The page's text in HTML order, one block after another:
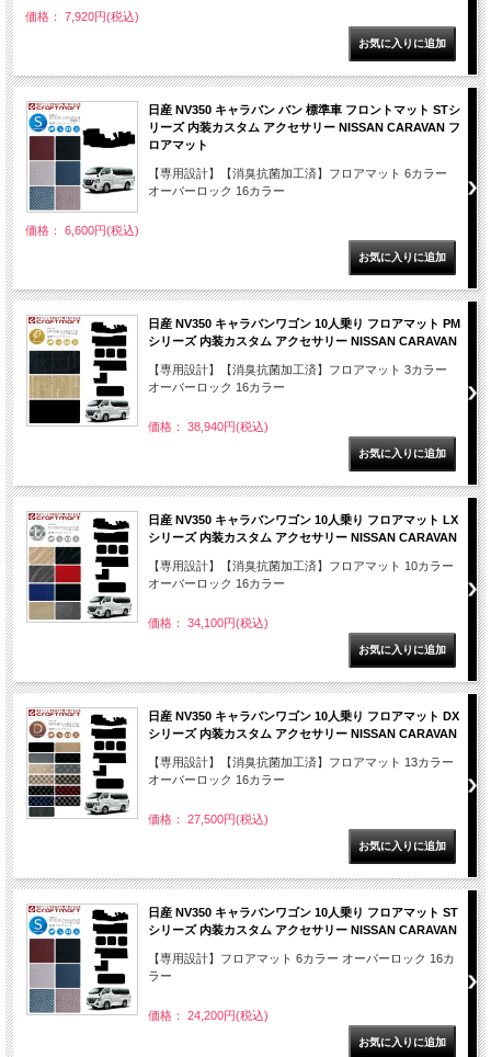
価格： 7,920円(税込)
日産 NV350 キャラバン バン 標準車 フロントマット STシ
リーズ 内装カスタム アクセサリー NISSAN CARAVAN フ
ロアマット
【専用設計】【消臭抗菌加工済】フロアマット 6カラー
オーバーロック 16カラー
価格： 6,600円(税込)
日産 NV350 キャラバンワゴン 10人乗り フロアマット PM
シリーズ 内装カスタム アクセサリー NISSAN CARAVAN
【専用設計】【消臭抗菌加工済】フロアマット 3カラー
オーバーロック 16カラー
価格： 38,940円(税込)
日産 NV350 キャラバンワゴン 10人乗り フロアマット LX
シリーズ 内装カスタム アクセサリー NISSAN CARAVAN
【専用設計】【消臭抗菌加工済】フロアマット 10カラー
オーバーロック 16カラー
価格： 34,100円(税込)
日産 NV350 キャラバンワゴン 10人乗り フロアマット DX
シリーズ 内装カスタム アクセサリー NISSAN CARAVAN
【専用設計】【消臭抗菌加工済】フロアマット 13カラー
オーバーロック 16カラー
価格： 27,500円(税込)
日産 NV350 キャラバンワゴン 10人乗り フロアマット ST
シリーズ 内装カスタム アクセサリー NISSAN CARAVAN
【専用設計】フロアマット 6カラー オーバーロック 16カ
ラー
価格： 24,200円(税込)